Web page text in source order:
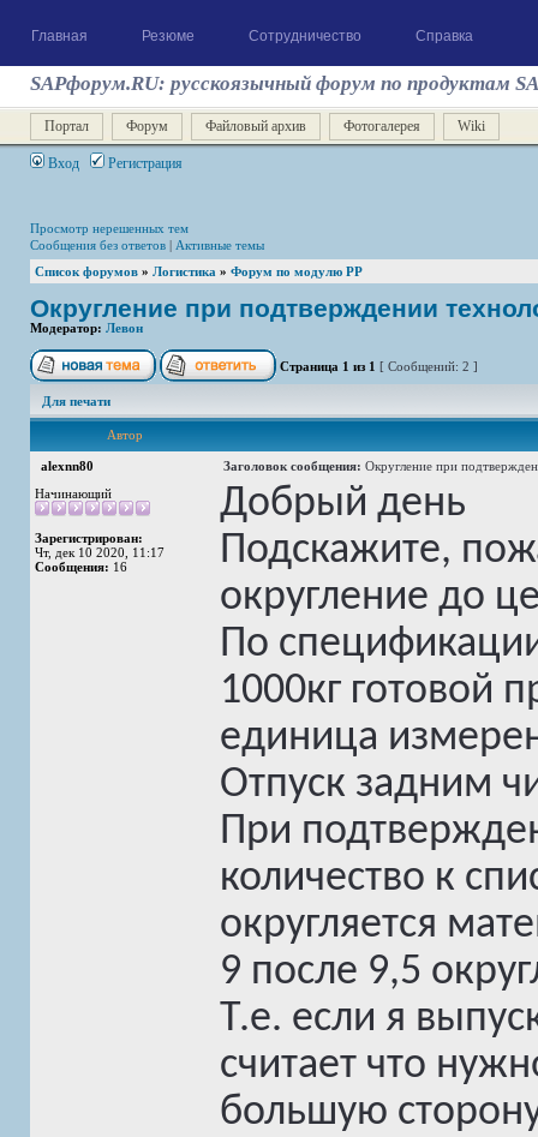
Главная Резюме Сотрудничество Справка
SAPфорум.RU: русскоязычный форум по продуктам
Портал Форум Файловый архив Фотогалерея Wiki
Вход Регистрация
Просмотр нерешенных тем
Сообщения без ответов | Активные темы
Список форумов » Логистика » Форум по модулю РР
Округление при подтверждении
Модератор: Левон
Страница 1 из 1 [ Сообщений: 2 ]
Для печати
Автор
alexnn80 Заголовок сообщения: Округление при
Начинающий
Зарегистрирован:
Чт, дек 10 2020, 11:17
Сообщения: 16
Добрый день
Подскажите,
округление до
По
1000кг готовой
единица
Отпуск задним
При
количество к
округляется
9 после 9,5
Т.е. если я
считает что
большую